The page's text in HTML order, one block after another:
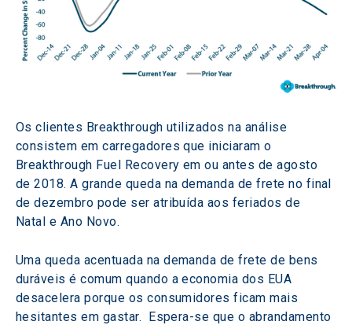
Os clientes Breakthrough utilizados na análise
consistem em carregadores que iniciaram o
Breakthrough Fuel Recovery em ou antes de agosto
de 2018. A grande queda na demanda de frete no final
de dezembro pode ser atribuída aos feriados de
Natal e Ano Novo.
Uma queda acentuada na demanda de frete de bens
duráveis é comum quando a economia dos EUA
desacelera porque os consumidores ficam mais
hesitantes em gastar.  Espera-se que o abrandamento